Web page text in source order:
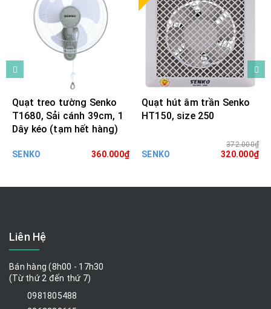
Quạt treo tường Senko
T1680, Sải cánh 39cm, 1
Dây kéo (tạm hết hàng)
SENKO 360.000₫
Quạt hút âm trần Senko
HT150, size 250
SENKO
372.000₫
320.000₫
Liên Hệ
Bán hàng (8h00 - 17h30
(Từ thứ 2 đến thứ 7)
0981805488